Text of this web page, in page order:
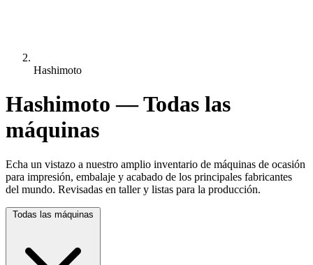
Hashimoto
Hashimoto — Todas las
máquinas
Echa un vistazo a nuestro amplio inventario de máquinas de ocasión
para impresión, embalaje y acabado de los principales fabricantes
del mundo. Revisadas en taller y listas para la producción.
Todas las máquinas